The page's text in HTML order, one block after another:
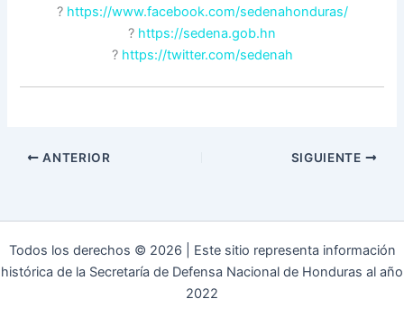
? https://www.facebook.com/sedenahonduras/
? https://sedena.gob.hn
? https://twitter.com/sedenah
ANTERIOR SIGUIENTE
Todos los derechos © 2026 | Este sitio representa información
histórica de la Secretaría de Defensa Nacional de Honduras al año
2022